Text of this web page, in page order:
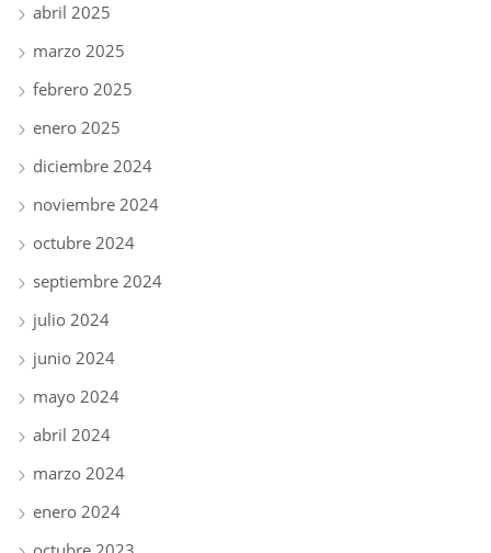
abril 2025
marzo 2025
febrero 2025
enero 2025
diciembre 2024
noviembre 2024
octubre 2024
septiembre 2024
julio 2024
junio 2024
mayo 2024
abril 2024
marzo 2024
enero 2024